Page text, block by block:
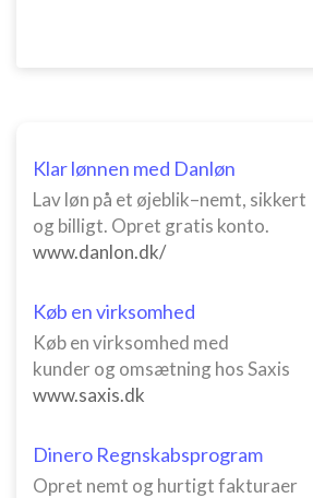
Klar lønnen med Danløn
Lav løn på et øjeblik–nemt, sikkert
og billigt. Opret gratis konto.
www.danlon.dk/
Køb en virksomhed
Køb en virksomhed med
kunder og omsætning hos Saxis
www.saxis.dk
Dinero Regnskabsprogram
Opret nemt og hurtigt fakturaer